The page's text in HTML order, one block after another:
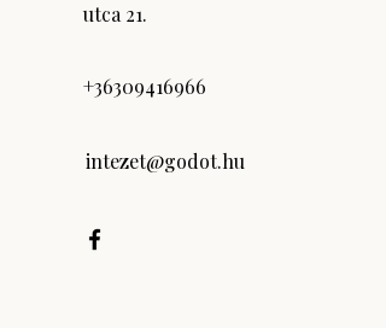
utca 21.
+36309416966
intezet@godot.hu